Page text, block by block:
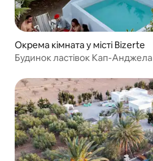
Окрема кімната у місті Bizerte
Будинок ластівок Кап-Анджела